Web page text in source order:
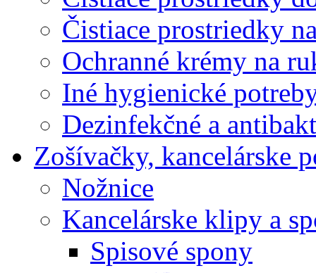
Čistiace prostriedky
Ochranné krémy na
Iné hygienické
Dezinfekčné a
Zošívačky, kancelárske
Nožnice
Kancelárske klipy a
Spisové spony